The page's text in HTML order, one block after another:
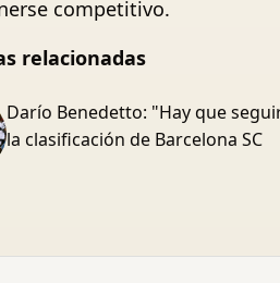
competitivo.
relacionadas
Darío Benedetto: "Hay que
la clasificación de Barcelona SC